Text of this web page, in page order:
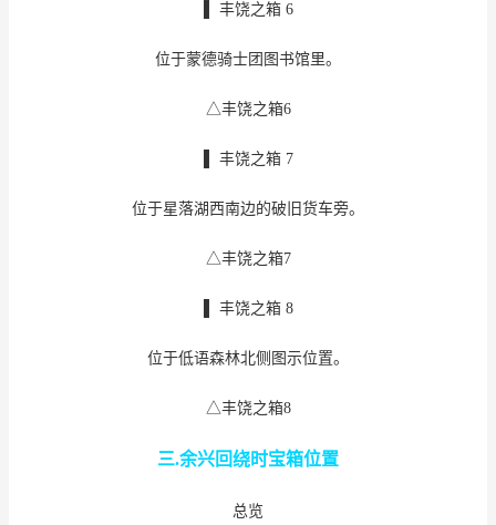
▌ 丰饶之箱 6
位于蒙德骑士团图书馆里。
△丰饶之箱6
▌ 丰饶之箱 7
位于星落湖西南边的破旧货车旁。
△丰饶之箱7
▌ 丰饶之箱 8
位于低语森林北侧图示位置。
△丰饶之箱8
三.余兴回绕时宝箱位置
总览